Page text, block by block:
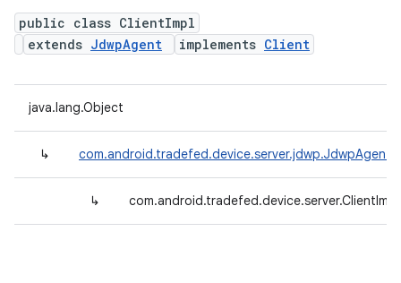
public class ClientImpl
extends JdwpAgent implements Client
java.lang.Object
↳ com.android.tradefed.device.server.jdwp.JdwpAgent
↳ com.android.tradefed.device.server.ClientImpl